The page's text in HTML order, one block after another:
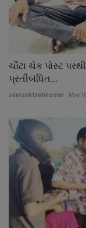
ચૌટા ચેક પોસ્ટ
પ્રતીબંધિત...
saurashtrabhoomi May